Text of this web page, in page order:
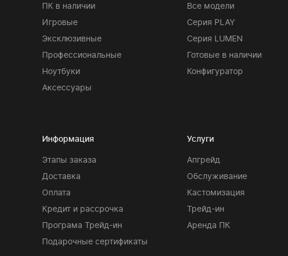
ПК в наличии
Игровые
Эксклюзивные
Профессиональные
Ноутбуки
Аксессуары
Все модели
Серия PLAY
Серия LUMEN
Готовые в наличии
Конфигуратор
Информация
Этапы заказа
Доставка
Оплата
Кредит и рассрочка
Програма Трейд-ин
Подарочные сертификаты
Услуги
Апгрейд
Обслуживание
Кастомизация
Трейд-ин
Аренда ПК